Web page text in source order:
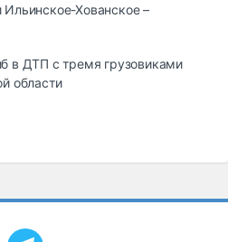
Хованское –
в ДТП с тремя грузовиками
области